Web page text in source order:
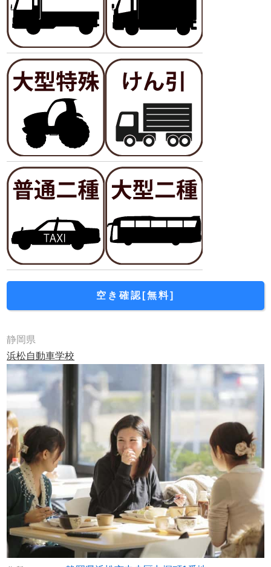
空き確認[無料]
静岡県
浜松自動車学校